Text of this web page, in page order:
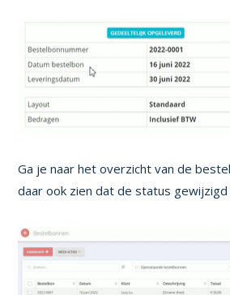
Ga je naar het overzicht van de
daar ook zien dat de status gewijzigd